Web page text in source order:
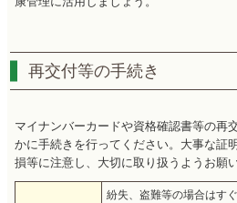
再交付等の手続き
マイナンバーカードや資格確認書等の再
かに手続きを行ってください。大事な証
損等に注意し、大切に取り扱うようお願
紛失、盗難等の場合はす